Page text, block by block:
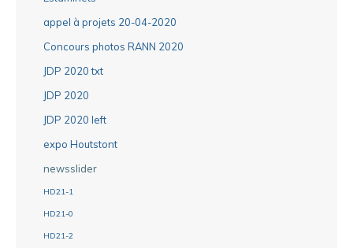
appel à projets 20-04-2020
Concours photos RANN 2020
JDP 2020 txt
JDP 2020
JDP 2020 left
expo Houtstont
newsslider
HD21-1
HD21-0
HD21-2